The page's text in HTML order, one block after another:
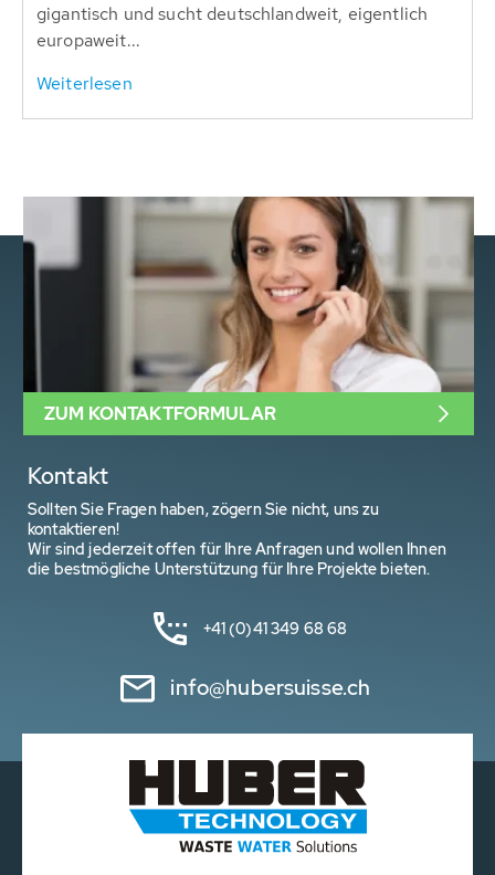
gigantisch und sucht deutschlandweit, eigentlich
europaweit...
Weiterlesen
Kontakt
Sollten Sie Fragen haben, zögern Sie nicht, uns zu
kontaktieren!
Wir sind jederzeit offen für Ihre Anfragen und wollen Ihnen
die bestmögliche Unterstützung für Ihre Projekte bieten.
+41 (0)41 349 68 68
info@hubersuisse.ch
ZUM KONTAKTFORMULAR